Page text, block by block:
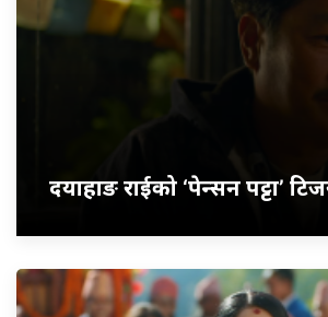
दयाहाङ राईको ‘पेन्सन पट्टा’